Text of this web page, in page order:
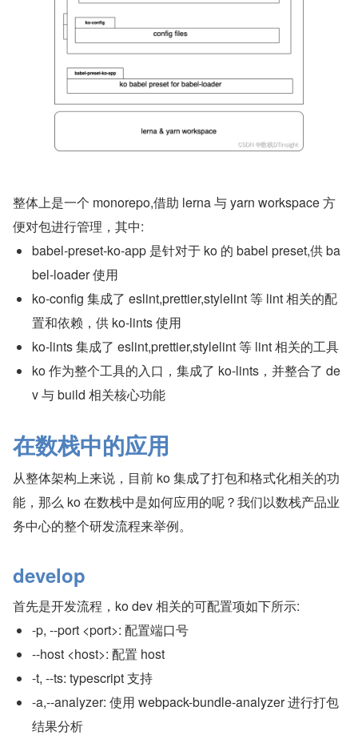
整体上是一个 monorepo,借助 lerna 与 yarn workspace 方
便对包进行管理，其中:
babel-preset-ko-app 是针对于 ko 的 babel preset,供 ba
bel-loader 使用
ko-config 集成了 eslint,prettier,stylelint 等 lint 相关的配
置和依赖，供 ko-lints 使用
ko-lints 集成了 eslint,prettier,stylelint 等 lint 相关的工具
ko 作为整个工具的入口，集成了 ko-lints，并整合了 de
v 与 build 相关核心功能
在数栈中的应用
从整体架构上来说，目前 ko 集成了打包和格式化相关的功
能，那么 ko 在数栈中是如何应用的呢？我们以数栈产品业
务中心的整个研发流程来举例。
develop
首先是开发流程，ko dev 相关的可配置项如下所示:
-p, --port <port>: 配置端口号
--host <host>: 配置 host
-t, --ts: typescript 支持
-a,--analyzer: 使用 webpack-bundle-analyzer 进行打包
结果分析